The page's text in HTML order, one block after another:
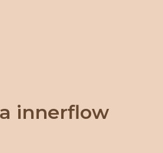
innerflow